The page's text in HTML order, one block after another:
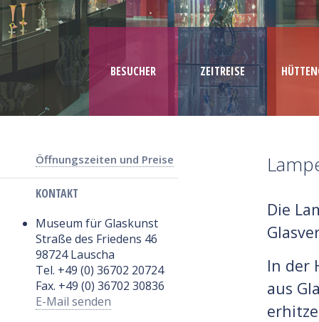
BESUCHER ZEITREISE
Die
In der
aus
Öffnungszeiten und Preise
KONTAKT
Museum für Glaskunst
Straße des Friedens 46
98724 Lauscha
Tel. +49 (0) 36702 20724
Fax. +49 (0) 36702 30836
E-Mail senden